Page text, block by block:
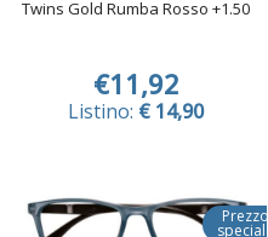
Twins Gold Rumba Rosso +1.50
€11,92
Listino: € 14,90
Prezzo
speciale